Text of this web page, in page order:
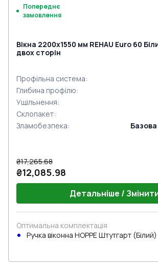
Попереднє
замовлення
Вікна 2200x1550 мм REHAU Euro 60
двох сторін
Профільна система:
Глибина профілю:
Ущільнення:
Склопакет:
Зламобезпека:
₴17,265.68
₴12,085.98
Детальніше /
Оптимальна комплектація
Ручка віконна HOPPE Штутгарт (Білий)